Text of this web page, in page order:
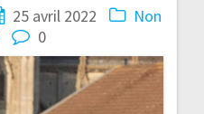
25 avril 2022
Non
0